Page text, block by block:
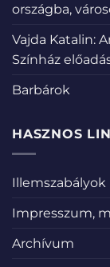
országba,
Vajda Katalin:
Színház
Barbárok
HASZNOS
Illemszabályok
Impresszum,
Archívum